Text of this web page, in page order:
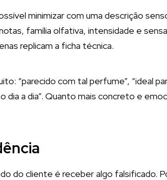
minimizar com uma descrição
família olfativa, intensidade e
replicam a ficha técnica.
“parecido com tal perfume”, “ideal
dia a dia”. Quanto mais concreto e
do cliente é receber algo falsificado.